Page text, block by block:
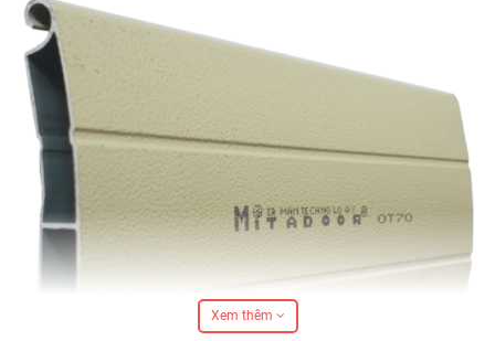
Xem thêm